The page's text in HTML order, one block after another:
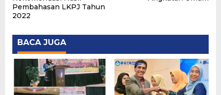
Pembahasan LKPJ Tahun
2022
BACA JUGA